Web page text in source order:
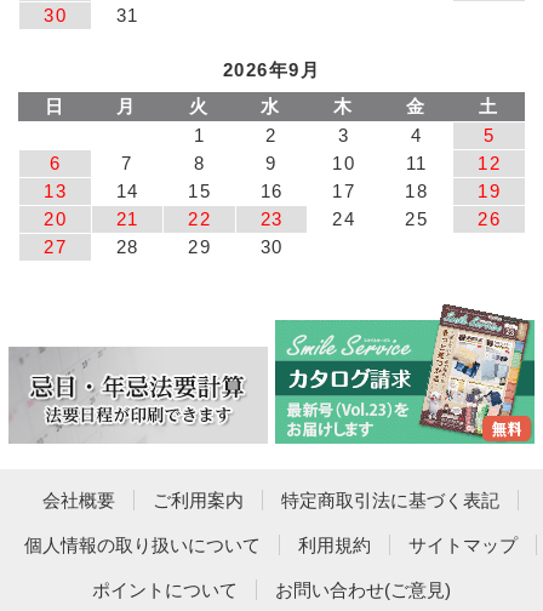
30
31
2026年9月
日
月 火 水 木 金
土
1
2 3 4
5
6
7 8 9 10 11
12
13
14 15 16 17 18
19
20
21 22 23 24 25
26
27
28 29 30
会社概要 ご利用案内 特定商取引法に基づく表記
個人情報の取り扱いについて 利用規約 サイトマップ
ポイントについて お問い合わせ(ご意見)